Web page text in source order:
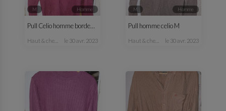
M homme
Pull Celio homme bordeaux M
haut & chemise le 30 avr. 2023
M homme
Pull homme celio M
haut & chemise le 30 avr. 2023